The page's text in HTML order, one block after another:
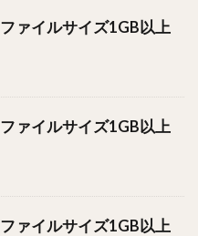
ァイルサイズ1GB以上
ァイルサイズ1GB以上
ァイルサイズ1GB以上